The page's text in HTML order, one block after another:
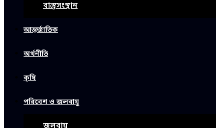
বাস্তুসংস্থান
আন্তর্জাতিক
অর্থনীতি
কৃষি
পরিবেশ ও জলবায়ু
জলবায়ু